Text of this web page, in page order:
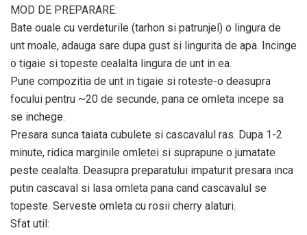
MOD DE PREPARARE:
Bate ouale cu verdeturile (tarhon si patrunjel) o lingura de
unt moale, adauga sare dupa gust si lingurita de apa. Incinge
o tigaie si topeste cealalta lingura de unt in ea.
Pune compozitia de unt in tigaie si roteste-o deasupra
focului pentru ~20 de secunde, pana ce omleta incepe sa
se inchege.
Presara sunca taiata cubulete si cascavalul ras. Dupa 1-2
minute, ridica marginile omletei si suprapune o jumatate
peste cealalta. Deasupra preparatului impaturit presara inca
putin cascaval si lasa omleta pana cand cascavalul se
topeste. Serveste omleta cu rosii cherry alaturi.
Sfat util: